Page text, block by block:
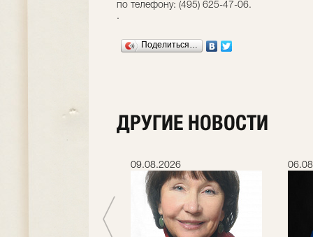
по телефону: (495) 625-47-06.
.
Поделиться…
ДРУГИЕ НОВОСТИ
09.08.2026